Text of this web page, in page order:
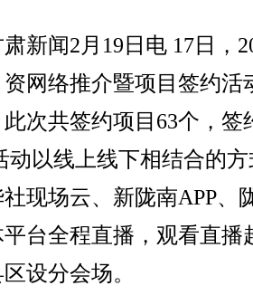
闻2月19日电 17日，
网络推介暨项目签约活
次共签约项目63个，签
动以线上线下相结合的
现场云、新陇南APP、
台全程直播，观看直播
设分会场。